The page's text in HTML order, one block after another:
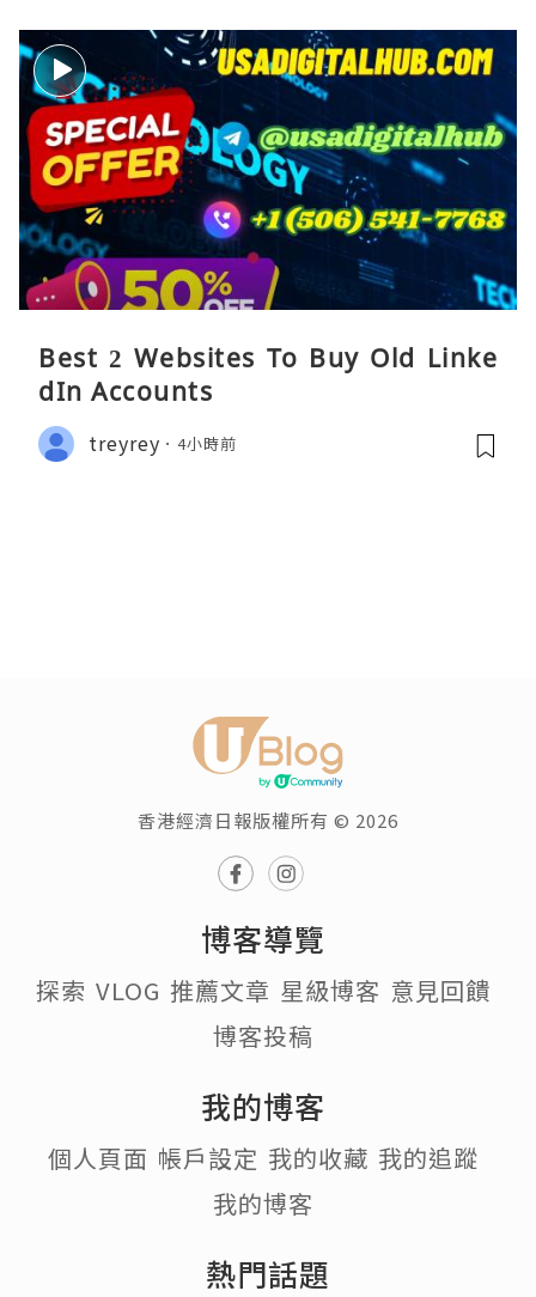
Best 2 Websites To Buy Old Linke
dIn Accounts
treyrey 4小時前
香港經濟日報版權所有 © 2026
博客導覽
探索 VLOG 推薦文章 星級博客 意見回饋
博客投稿
我的博客
個人頁面 帳戶設定 我的收藏 我的追蹤
我的博客
熱門話題